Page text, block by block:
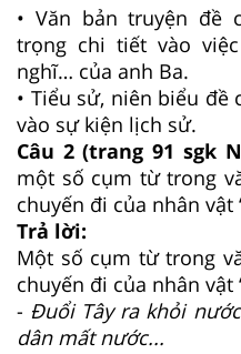
• Văn bản truyện đề
trọng chi tiết vào
nghĩ… của anh Ba.
• Tiểu sử, niên biểu
vào sự kiện lịch sử.
Câu 2 (trang 91 sgk
một số cụm từ trong
chuyến đi của nhân vật
Trả lời:
Một số cụm từ trong
chuyến đi của nhân vật
- Đuổi Tây ra khỏi
dân mất nước...